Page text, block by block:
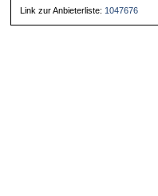
Link zur Anbieterliste:1047676